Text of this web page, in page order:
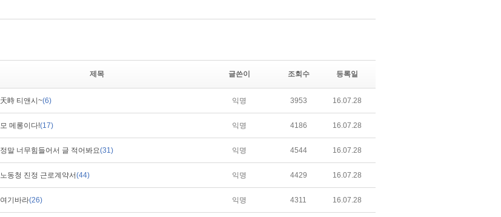
제목 글쓴이 조회수 등록일
天時 티앤시~(6) 익명 3953 16.07.28
모 메롱이다!(17) 익명 4186 16.07.28
정말 너무힘들어서 글 적어봐요(31) 익명 4544 16.07.28
노동청 진정 근로계약서(44) 익명 4429 16.07.28
여기바라(26) 익명 4311 16.07.28